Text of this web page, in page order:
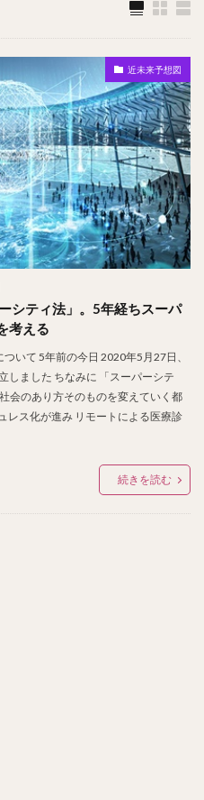
近未来予想図
シティ法」。5年経ちスーパ
考える
いて 5年前の今日 2020年5月27日、
しました ちなみに 「スーパーシテ
会のあり方そのものを変えていく都
レス化が進み リモートによる医療診
続きを読む